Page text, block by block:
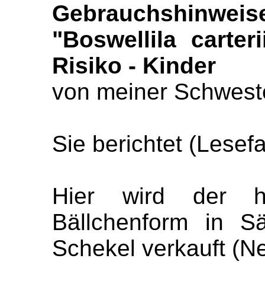
"Boswellila
Risiko - Kinder
von meiner
Sie berichtet
Hier wird der
Bällchenform in
Schekel verkauft